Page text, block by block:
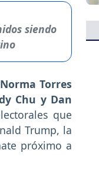
siendo
Norma Torres
Chu y Dan
que
Trump, la
próximo a